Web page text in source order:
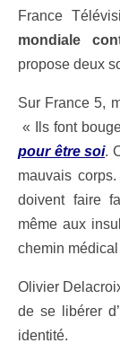
France
mondia le
propose deux
Sur France 5,
« Ils font
pour être soi.
mauvais
doivent faire
même aux
chemin
Olivier
de se libérer
identité.